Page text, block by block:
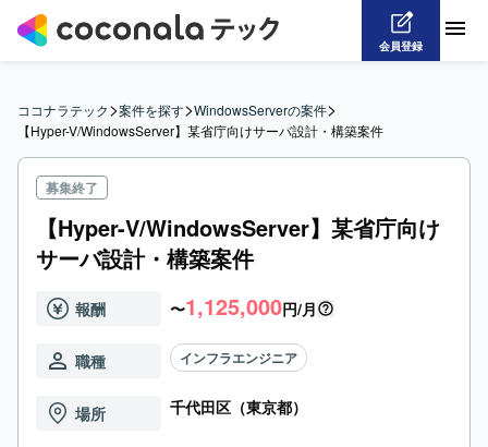
会員登録
ココナラテック>案件を探す>WindowsServerの案件>
【Hyper-V/WindowsServer】某省庁向けサーバ設計・構築案件
募集終了
【Hyper-V/WindowsServer】某省庁向け
サーバ設計・構築案件
報酬 〜1,125,000円/月
職種 インフラエンジニア
場所 千代田区（東京都）